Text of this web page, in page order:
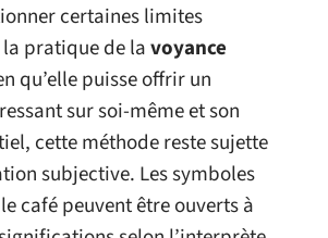
certaines limites
la pratique de lavoyance
qu’elle puisse offrir un
sur soi-même et son
cette méthode reste sujette
subjective. Les symboles
café peuvent être ouverts à